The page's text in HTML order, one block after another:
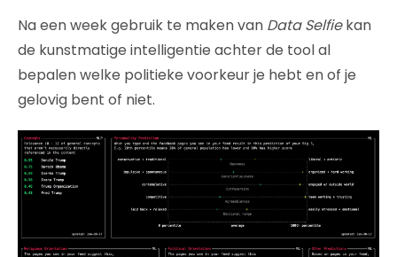
Na een week gebruik te maken van Data Selfiekan
de kunstmatige intelligentie achter de tool al
bepalen welke politieke voorkeur je hebt en of je
gelovig bent of niet.